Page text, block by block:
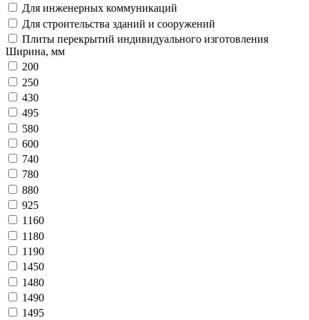
Для инженерных коммуникаций
Для строительства зданий и сооружений
Плиты перекрытий индивидуального изготовления
Ширина, мм
200
250
430
495
580
600
740
780
880
925
1160
1180
1190
1450
1480
1490
1495